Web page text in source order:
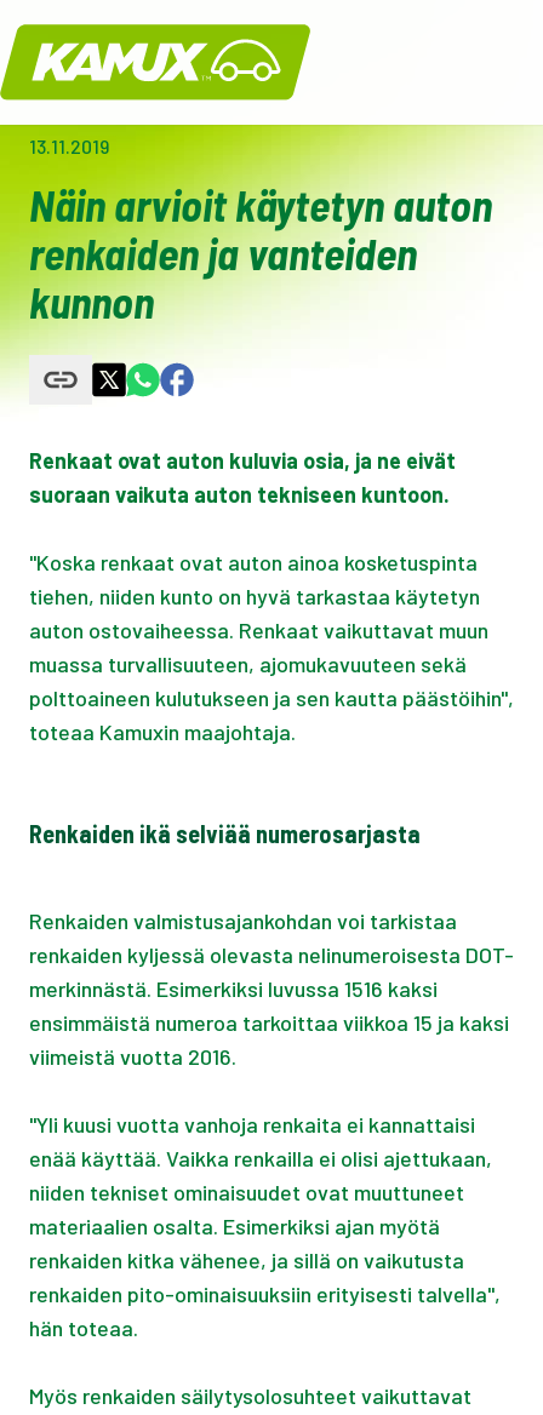
Kamux
13.11.2019
Näin arvioit käytetyn auton
renkaiden ja vanteiden
kunnon
Renkaat ovat auton kuluvia osia, ja ne eivät
suoraan vaikuta auton tekniseen kuntoon.
"Koska renkaat ovat auton ainoa kosketuspinta
tiehen, niiden kunto on hyvä tarkastaa käytetyn
auton ostovaiheessa. Renkaat vaikuttavat muun
muassa turvallisuuteen, ajomukavuuteen sekä
polttoaineen kulutukseen ja sen kautta päästöihin",
toteaa Kamuxin maajohtaja.
Renkaiden ikä selviää numerosarjasta
Renkaiden valmistusajankohdan voi tarkistaa
renkaiden kyljessä olevasta nelinumeroisesta DOT-
merkinnästä. Esimerkiksi luvussa 1516 kaksi
ensimmäistä numeroa tarkoittaa viikkoa 15 ja kaksi
viimeistä vuotta 2016.
"Yli kuusi vuotta vanhoja renkaita ei kannattaisi
enää käyttää. Vaikka renkailla ei olisi ajettukaan,
niiden tekniset ominaisuudet ovat muuttuneet
materiaalien osalta. Esimerkiksi ajan myötä
renkaiden kitka vähenee, ja sillä on vaikutusta
renkaiden pito-ominaisuuksiin erityisesti talvella",
hän toteaa.
Myös renkaiden säilytysolosuhteet vaikuttavat